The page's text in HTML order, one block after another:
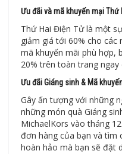
Ưu đãi và mã khuyến mại
Thứ Hai Điện Tử là một
giảm giá tới 60% cho
mã khuyến mãi phù hợp,
20% trên toàn trang
Ưu đãi Giáng sinh & Mã
Gây ấn tượng với những
những món quà Giáng
MichaelKors vào tháng
đơn hàng của bạn và tìm
hoàn hảo mà bạn sẽ đặt